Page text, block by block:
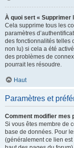
À quoi sert « Supprimer
Cela supprime tous les
paramètres
des fonctionnalités telles
non lu) si cela a été
des problèmes de
pourrait les résoudre.
Haut
Paramètres et
Comment modifier mes
Si vous êtes membre de
base de données. Pour
(généralement ce lien